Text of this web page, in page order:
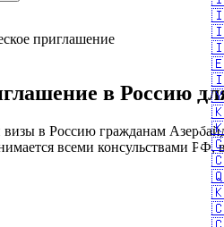
приглашение
в Россию
визы в Россию гражданам
всеми консульствами РФ,